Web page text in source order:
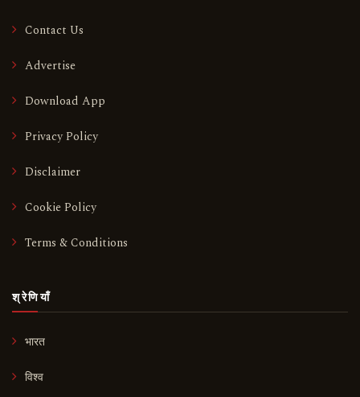
Contact Us
Advertise
Download App
Privacy Policy
Disclaimer
Cookie Policy
Terms & Conditions
श्रेणियाँ
भारत
विश्व